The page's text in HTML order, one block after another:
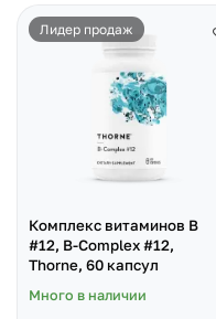
Лидер продаж
Комплекс витаминов B
#12, B-Complex #12,
Thorne, 60 капсул
Много в наличии